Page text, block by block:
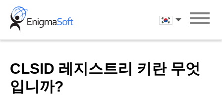
Skip
content
한국어
CLSID 레지스트리 키란 무엇
입니까?